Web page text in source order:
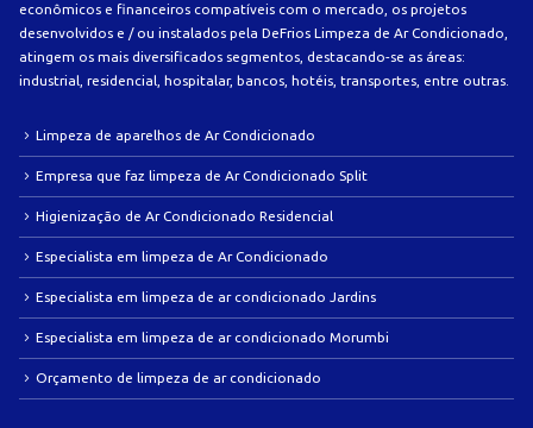
econômicos e financeiros compatíveis com o mercado, os projetos
desenvolvidos e / ou instalados pela DeFrios Limpeza de Ar Condicionado,
atingem os mais diversificados segmentos, destacando-se as áreas:
industrial, residencial, hospitalar, bancos, hotéis, transportes, entre outras.
Limpeza de aparelhos de Ar Condicionado
Empresa que faz limpeza de Ar Condicionado Split
Higienização de Ar Condicionado Residencial
Especialista em limpeza de Ar Condicionado
Especialista em limpeza de ar condicionado Jardins
Especialista em limpeza de ar condicionado Morumbi
Orçamento de limpeza de ar condicionado